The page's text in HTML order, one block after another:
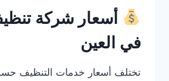
أسعار شركة
في العين
تختلف أسعار خدمات التنظيف